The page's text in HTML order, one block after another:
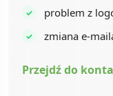
problem z
zmiana e-
Przejdź do